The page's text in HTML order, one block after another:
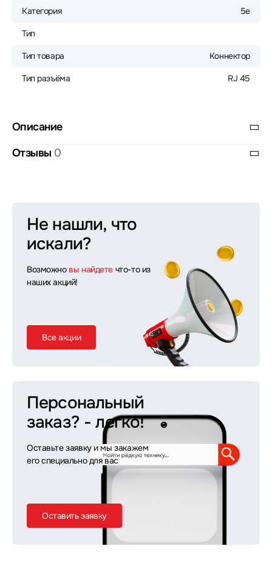
Категория 5е
Тип
Тип товара Коннектор
Тип разъёма RJ 45
Описание
Отзывы 0
Не нашли, что
искали?
Возможно вы найдете что-то из
наших акций!
Все акции
Персональный
заказ? - легко!
Оставьте заявку и мы закажем
его специально для вас
Оставить заявку